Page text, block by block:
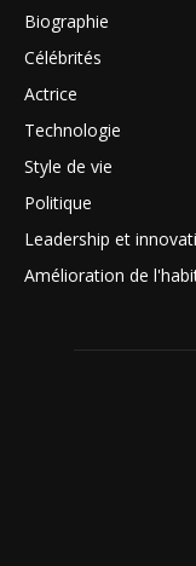
Biographie
Célébrités
Actrice
Technologie
Style de vie
Politique
Leadership et
Amélioration de